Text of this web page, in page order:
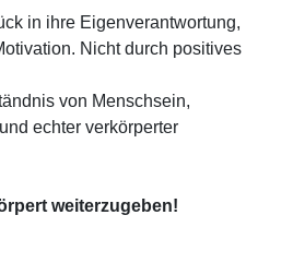
in ihre Eigenverantwortung,
Nicht durch positives
von Menschsein,
echter verkörperter
weiterzugeben!